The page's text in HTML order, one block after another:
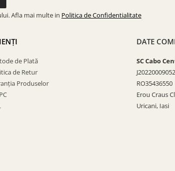
Afla mai multe in Politica de Confidentialitate
de Plată
de Retur
Produselor
DATE
SC Cabo
RO35436550
Erou Craus
Uricani, Iasi